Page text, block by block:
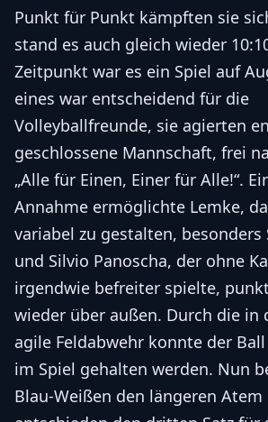
Punkt für Punkt kämpften sie
stand es auch gleich wieder
Zeitpunkt war es ein Spiel auf
eines war entscheidend für die
Volleyballfreunde, sie agierten
geschlossene Mannschaft, frei
„Alle für Einen, Einer für Alle!“.
Annahme ermöglichte Lemke,
variabel zu gestalten, besonders
und Silvio Panoscha, der ohne
irgendwie befreiter spielte,
wieder über außen. Durch die in
agile Feldabwehr konnte der
im Spiel gehalten werden. Nun
Blau-Weißen den längeren Atem